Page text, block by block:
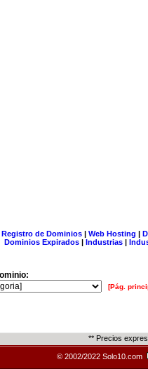
Registro de Dominios| Web Hosting |
Dominios Expirados | Industrias |
[Pág.
** Precios
© 2002/2022 Solo10.com